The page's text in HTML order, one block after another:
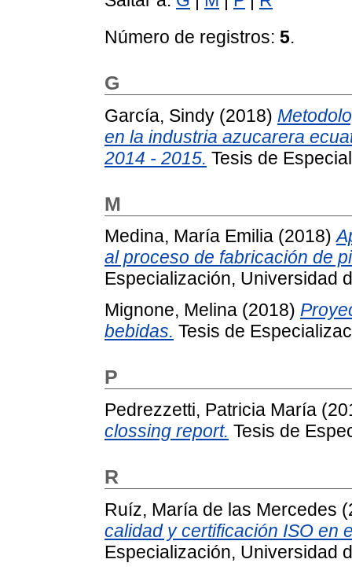
Número de registros: 5.
G
García, Sindy (2018)
en la industria azucarera
2014 - 2015. Tesis de
M
Medina, María Emilia (2018)
al proceso de fabricación de
Especialización, Universidad
Mignone, Melina (2018)
bebidas. Tesis de
P
Pedrezzetti, Patricia María
clossing report. Tesis de
R
Ruíz, María de las Mercedes
calidad y certificación ISO en
Especialización, Universidad